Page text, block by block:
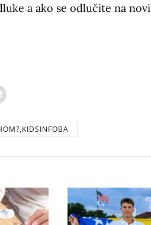
a ako se odlučite na